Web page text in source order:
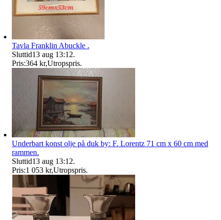
Tavla Franklin Abuckle .
Sluttid13 aug 13:12.
Pris:364 kr,Utropspris.
Underbart konst olje på duk by: F. Lorentz 71 cm x 60 cm med
rammen.
Sluttid13 aug 13:12.
Pris:1 053 kr,Utropspris.